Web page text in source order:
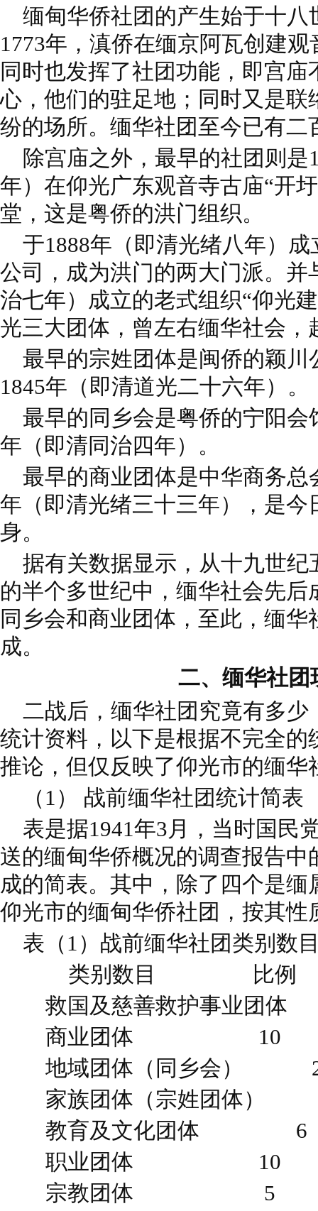
缅甸华侨社团的产生始于十八
1773年，滇侨在缅京阿瓦创建
同时也发挥了社团功能，即宫
心，他们的驻足地；同时又是联
纷的场所。缅华社团至今已有二
除宫庙之外，最早的社团则是
年）在仰光广东观音寺古庙“开
堂，这是粤侨的洪门组织。
于1888年（即清光绪八年）成
公司，成为洪门的两大门派。并
治七年）成立的老式组织“仰光
光三大团体，曾左右缅华社会
最早的宗姓团体是闽侨的颖川
1845年（即清道光二十六年）。
最早的同乡会是粤侨的宁阳会
年（即清同治四年）。
最早的商业团体是中华商务总
年（即清光绪三十三年），是今
身。
据有关数据显示，从十九世纪
的半个多世纪中，缅华社会先
同乡会和商业团体，至此，缅
成。
二、缅华社团
二战后，缅华社团究竟有多少
统计资料，以下是根据不完全的
推论，但仅反映了仰光市的缅华
（1） 战前缅华社团统计简表
表是据1941年3月，当时国民
送的缅甸华侨概况的调查报告
成的简表。其中，除了四个是
仰光市的缅甸华侨社团，按其性
表（1）战前缅华社团类别数
类别数目 比例
救国及慈善救护事业
商业团体 10
地域团体（同乡会
家族团体（宗姓团
教育及文化团
职业团体 10
宗教团体 5